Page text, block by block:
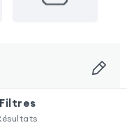
Filtres